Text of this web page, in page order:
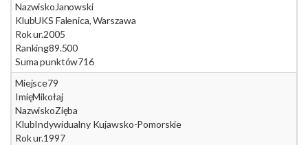
Nazwisko Janowski
KlubUKS Falenica, Warszawa
Rok ur.2005
Ranking89.500
Suma punktów716
Miejsce79
ImięMikołaj
NazwiskoZięba
KlubIndywidualny Kujawsko-Pomorskie
Rok ur.1997